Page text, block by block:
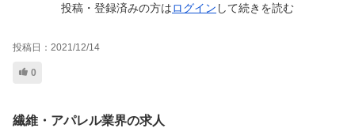
投稿・登録済みの方はログイン して続きを読む
投稿日： 2021/12/14
0
繊維・アパレル業界の求人